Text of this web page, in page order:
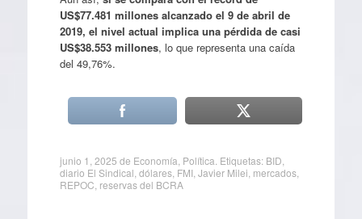
US$77.481 millones alcanzado el 9 de abril de
2019, el nivel actual implica una pérdida de casi
US$38.553 millones, lo que representa una caída
del 49,76%.
junio 1, 2025 de Economía Política . Etiquetas: BID
diario El Sindical dólares, FMI, Javier Milei mercados,
REPOC reservas del BCRA